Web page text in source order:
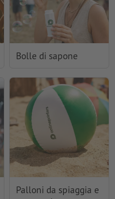
Bolle di sapone
Palloni da spiaggia e